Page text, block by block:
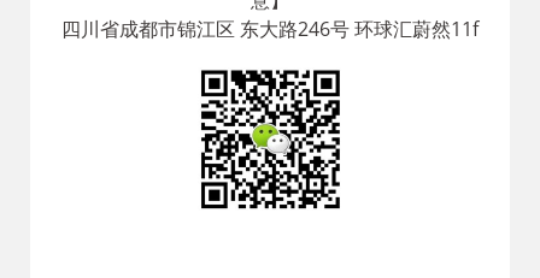
四川省成都市锦江区 东大路246号 环球汇蔚然11f